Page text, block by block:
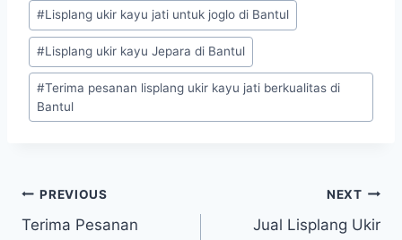
#Lisplang ukir kayu jati untuk joglo di Bantul
#Lisplang ukir kayu Jepara di Bantul
#Terima pesanan lisplang ukir kayu jati berkualitas di
Bantul
PREVIOUS
Terima Pesanan
NEXT
Jual Lisplang Ukir